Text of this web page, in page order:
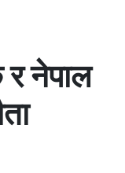
र नेपाल